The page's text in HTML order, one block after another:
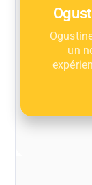
un